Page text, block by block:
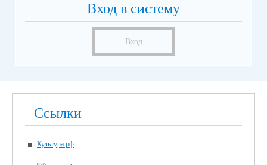
Вход в систему
Вход
Ссылки
Культура.рф